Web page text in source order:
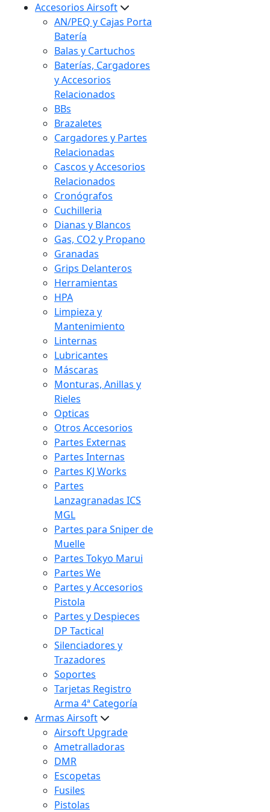
Accesorios Airsoft
AN/PEQ y Cajas Porta
Batería
Balas y Cartuchos
Baterías, Cargadores
y Accesorios
Relacionados
BBs
Brazaletes
Cargadores y Partes
Relacionadas
Cascos y Accesorios
Relacionados
Cronógrafos
Cuchilleria
Dianas y Blancos
Gas, CO2 y Propano
Granadas
Grips Delanteros
Herramientas
HPA
Limpieza y
Mantenimiento
Linternas
Lubricantes
Máscaras
Monturas, Anillas y
Rieles
Opticas
Otros Accesorios
Partes Externas
Partes Internas
Partes KJ Works
Partes
Lanzagranadas ICS
MGL
Partes para Sniper de
Muelle
Partes Tokyo Marui
Partes We
Partes y Accesorios
Pistola
Partes y Despieces
DP Tactical
Silenciadores y
Trazadores
Soportes
Tarjetas Registro
Arma 4ª Categoría
Armas Airsoft
Airsoft Upgrade
Ametralladoras
DMR
Escopetas
Fusiles
Pistolas